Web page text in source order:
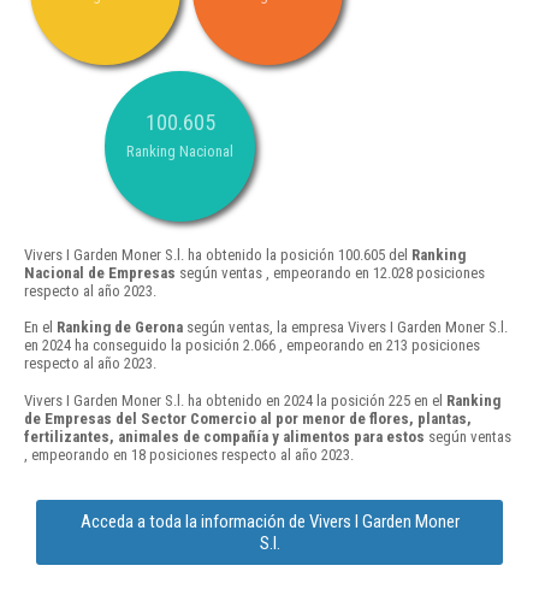
100.605
Ranking Nacional
Vivers I Garden Moner S.l. ha obtenido la posición 100.605 del Ranking
Nacional de Empresas según ventas , empeorando en 12.028 posiciones
respecto al año 2023.
En el Ranking de Gerona según ventas, la empresa Vivers I Garden Moner S.l.
en 2024 ha conseguido la posición 2.066 , empeorando en 213 posiciones
respecto al año 2023.
Vivers I Garden Moner S.l. ha obtenido en 2024 la posición 225 en el Ranking
de Empresas del Sector Comercio al por menor de flores, plantas,
fertilizantes, animales de compañía y alimentos para estos según ventas
, empeorando en 18 posiciones respecto al año 2023.
Acceda a toda la información de Vivers I Garden Moner
S.l.